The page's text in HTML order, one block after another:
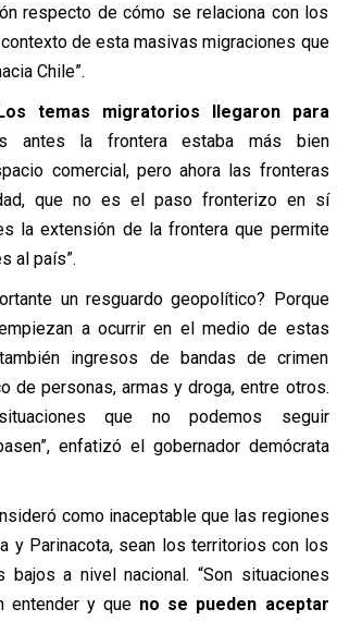
respecto de cómo se relaciona con los
de esta masivas migraciones que
Chile”.
temas migratorios llegaron para
antes la frontera estaba más bien
comercial, pero ahora las fronteras
que no es el paso fronterizo en sí
la extensión de la frontera que permite
al país”.
un resguardo geopolítico? Porque
a ocurrir en el medio de estas
ingresos de bandas de crimen
de personas, armas y droga, entre otros.
que no podemos seguir
enfatizó el gobernador demócrata
como inaceptable que las regiones
y Parinacota, sean los territorios con los
bajos a nivel nacional. “Son situaciones
entender y que no se pueden aceptar